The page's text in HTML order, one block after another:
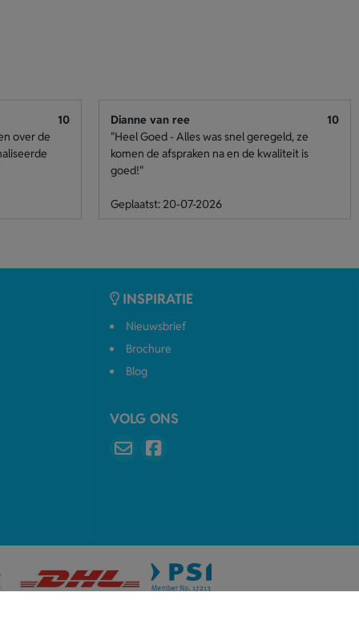
10
over de
Dianne van ree
10
"Heel Goed - Alles was snel geregeld, ze
komen de afspraken na en de kwaliteit is
goed!"
Geplaatst: 20-07-2026
INSPIRATIE
Nieuwsbrief
Brochure
Blog
VOLG ONS